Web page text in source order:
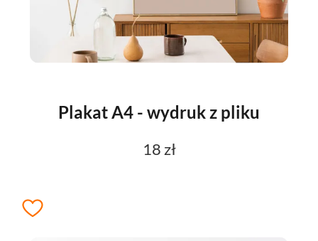
Plakat A4 - wydruk z pliku
18 zł